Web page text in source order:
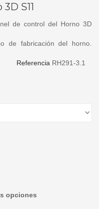
S11
de control del Horno 3D
de fabricación del horno.
Referencia RH291-3.1
opciones